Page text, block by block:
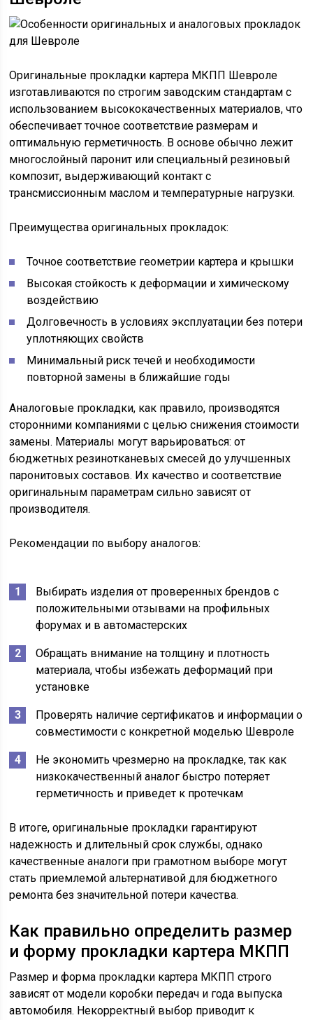
Оригинальные прокладки картера МКПП Шевроле
изготавливаются по строгим заводским стандартам с
использованием высококачественных материалов, что
обеспечивает точное соответствие размерам и
оптимальную герметичность. В основе обычно лежит
многослойный паронит или специальный резиновый
композит, выдерживающий контакт с
трансмиссионным маслом и температурные нагрузки.
Преимущества оригинальных прокладок:
Точное соответствие геометрии картера и крышки
Высокая стойкость к деформации и химическому
воздействию
Долговечность в условиях эксплуатации без потери
уплотняющих свойств
Минимальный риск течей и необходимости
повторной замены в ближайшие годы
Аналоговые прокладки, как правило, производятся
сторонними компаниями с целью снижения стоимости
замены. Материалы могут варьироваться: от
бюджетных резинотканевых смесей до улучшенных
паронитовых составов. Их качество и соответствие
оригинальным параметрам сильно зависят от
производителя.
Рекомендации по выбору аналогов:
Выбирать изделия от проверенных брендов с
положительными отзывами на профильных
форумах и в автомастерских
Обращать внимание на толщину и плотность
материала, чтобы избежать деформаций при
установке
Проверять наличие сертификатов и информации о
совместимости с конкретной моделью Шевроле
Не экономить чрезмерно на прокладке, так как
низкокачественный аналог быстро потеряет
герметичность и приведет к протечкам
В итоге, оригинальные прокладки гарантируют
надежность и длительный срок службы, однако
качественные аналоги при грамотном выборе могут
стать приемлемой альтернативой для бюджетного
ремонта без значительной потери качества.
Как правильно определить размер
и форму прокладки картера МКПП
Размер и форма прокладки картера МКПП строго
зависят от модели коробки передач и года выпуска
автомобиля. Некорректный выбор приводит к